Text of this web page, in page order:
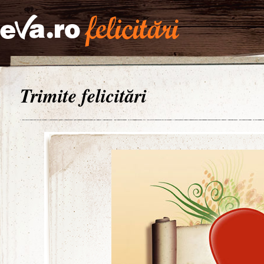
Trimite felicitări